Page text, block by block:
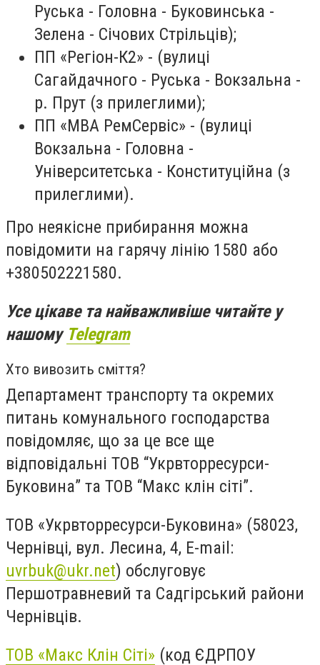
Руська - Головна - Буковинська -
Зелена - Січових Стрільців);
ПП «Регіон-К2» - (вулиці
Сагайдачного - Руська - Вокзальна -
р. Прут (з прилеглими);
ПП «МВА РемСервіс» - (вулиці
Вокзальна - Головна -
Університетська - Конституційна (з
прилеглими).
Про неякісне прибирання можна
повідомити на гарячу лінію 1580 або
+380502221580.
Усе цікаве та найважливіше читайте у
нашому Telegram
Хто вивозить сміття?
Департамент транспорту та окремих
питань комунального господарства
повідомляє, що за це все ще
відповідальні ТОВ “Укрвторресурси-
Буковина” та ТОВ “Макс клін сіті”.
ТОВ «Укрвторресурси-Буковина» (58023,
Чернівці, вул. Лесина, 4, E-mail:
uvrbuk@ukr.net) обслуговує
Першотравневий та Садгірський райони
Чернівців.
ТОВ «Макс Клін Сіті» (код ЄДРПОУ